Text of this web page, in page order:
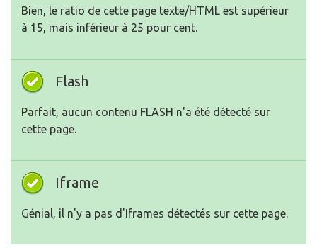
Bien, le ratio de cette page texte/HTML est supérieur
à 15, mais inférieur à 25 pour cent.
Flash
Parfait, aucun contenu FLASH n'a été détecté sur
cette page.
Iframe
Génial, il n'y a pas d'Iframes détectés sur cette page.